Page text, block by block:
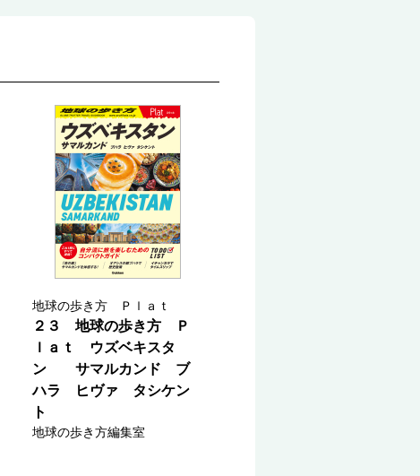
地球の歩き方 Ｐｌａｔ
２３ 地球の歩き方 Ｐ
ｌａｔ ウズベキスタ
ン サマルカンド ブ
ハラ ヒヴァ タシケン
ト
地球の歩き方編集室